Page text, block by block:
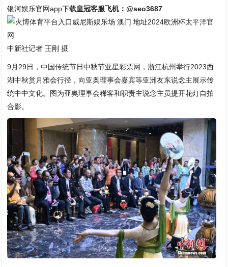
银河娱乐官网app下载皇冠客服飞机：@seo3687
威尼斯娱乐场 澳门 地址2024欧洲杯太平洋官
网
中新社记者 王刚 摄
9月29日，中国传统节日中秋节亚星彩票网，浙江杭州举行2023西
湖中秋赏月雅会行径，向亚奥理事会嘉宾等亚洲友东说念主展示传
统中中文化。图为亚奥理事会稀客和职责主说念主员提开花灯自拍
合影。